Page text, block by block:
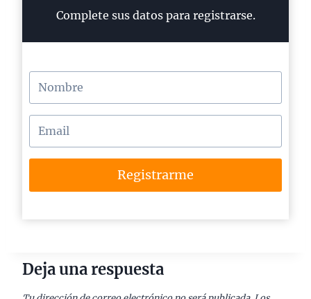
Complete sus datos para registrarse.
Registrarme
Deja una respuesta